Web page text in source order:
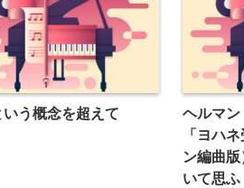
いう概念を超えて
ヘルマ
「ヨハ
ン編曲
いて思ふ